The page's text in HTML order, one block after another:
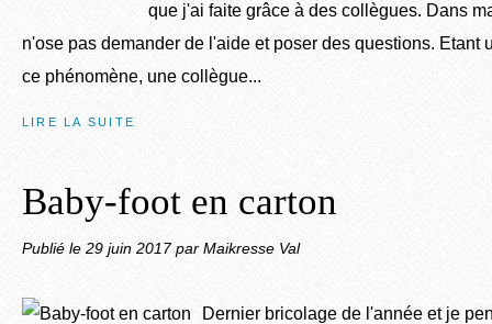
que j'ai faite grâce à des collègues. Dans
n'ose pas demander de l'aide et poser des questions. Etant
ce phénomène, une collègue...
LIRE LA SUITE
Baby-foot en carton
Publié le 29 juin 2017par Maikresse Val
Dernier bricolage de l'année et je